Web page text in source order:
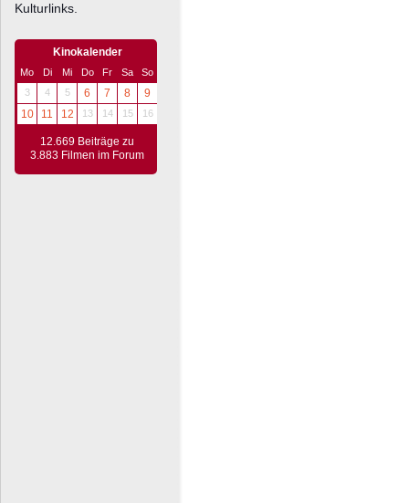
Kulturlinks.
Kinokalender
Mo Di Mi Do Fr Sa
So
3
4 5 6 7 8
9
10
11 12 13 14 15 16
12.669 Beiträge zu
3.883 Filmen im Forum